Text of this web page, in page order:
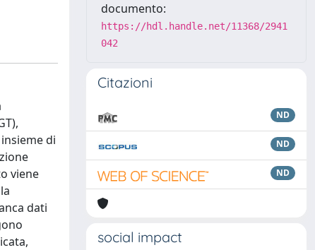
di
viene
dati
documento:
https://hdl.handle.net/11368/2941
042
Citazioni
ND
ND
ND
social impact